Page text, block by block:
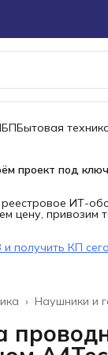
Бытовая
проект под
ИТ-
цену, привозим
и получить КП
Наушники и
›